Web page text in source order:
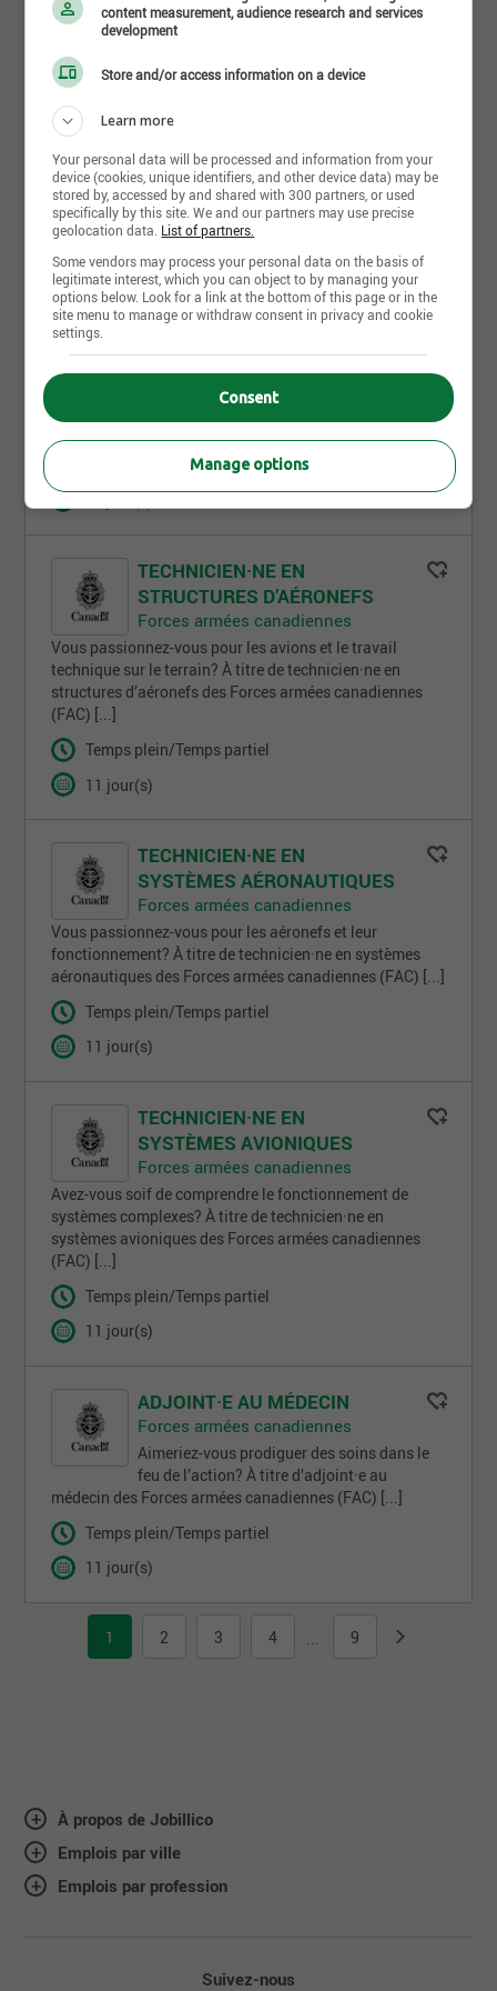
11 jour(s)
AÉROSPATIAL
Avez-vous l’assurance nécessaire pour prendre des
décisions critiques en temps réel? À titre d’officier·ère [...]
Temps plein/Temps partiel
11 jour(s)
OFFICIER·ÈRE DE CONTRÔLE
AÉROSPATIAL
Forces armées canadiennes
Avez-vous l’assurance nécessaire pour prendre des
Temps plein/Temps partiel
TECHNICIEN·NE EN
STRUCTURES D’AÉRONEFS
Forces armées canadiennes
Vous passionnez-vous pour les avions et le travail
technique sur le terrain? À titre de technicien·ne en
structures d’aéronefs des Forces armées canadiennes
(FAC) [...]
Temps plein/Temps partiel
11 jour(s)
TECHNICIEN·NE EN
SYSTÈMES AÉRONAUTIQUES
Forces armées canadiennes
Vous passionnez-vous pour les aéronefs et leur
fonctionnement? À titre de technicien·ne en systèmes
aéronautiques des Forces armées canadiennes (FAC) [...]
Temps plein/Temps partiel
11 jour(s)
TECHNICIEN·NE EN
SYSTÈMES AVIONIQUES
Forces armées canadiennes
Avez-vous soif de comprendre le fonctionnement de
systèmes complexes? À titre de technicien·ne en
systèmes avioniques des Forces armées canadiennes
(FAC) [...]
Temps plein/Temps partiel
11 jour(s)
ADJOINT·E AU MÉDECIN
Forces armées canadiennes
Aimeriez-vous prodiguer des soins dans le
feu de l’action? À titre d’adjoint·e au
médecin des Forces armées canadiennes (FAC) [...]
Temps plein/Temps partiel
11 jour(s)
1 2 3 4 ... 9
À propos de Jobillico
Emplois par ville
Emplois par profession
Suivez-nous
content measurement, audience research and services
development
Store and/or access information on a device
Learn more
Your personal data will be processed and information from your
device (cookies, unique identifiers, and other device data) may be
stored by, accessed by and shared with 300 partners, or used
specifically by this site. We and our partners may use precise
geolocation data. List of partners.
Some vendors may process your personal data on the basis of
legitimate interest, which you can object to by managing your
options below. Look for a link at the bottom of this page or in the
site menu to manage or withdraw consent in privacy and cookie
settings.
Consent
Manage options